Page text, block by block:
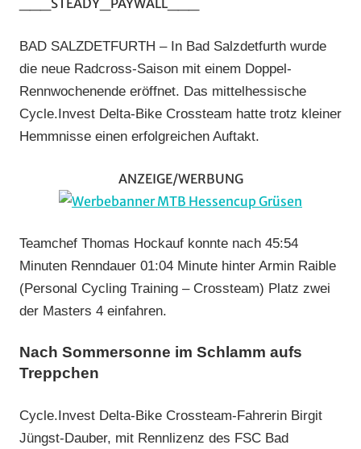
RSG
Gießen
Gießen-
Vereine
___STEADY_PAYWALL___
BAD SALZDETFURTH – In Bad Salzdetfurth wurde
die neue Radcross-Saison mit einem Doppel-
Rennwochenende eröffnet. Das mittelhessische
Cycle.Invest Delta-Bike Crossteam hatte trotz kleiner
Hemmnisse einen erfolgreichen Auftakt.
ANZEIGE/WERBUNG
Teamchef Thomas Hockauf konnte nach 45:54
Minuten Renndauer 01:04 Minute hinter Armin Raible
(Personal Cycling Training – Crossteam) Platz zwei
der Masters 4 einfahren.
Nach Sommersonne im Schlamm aufs
Treppchen
Cycle.Invest Delta-Bike Crossteam-Fahrerin Birgit
Jüngst-Dauber, mit Rennlizenz des FSC Bad